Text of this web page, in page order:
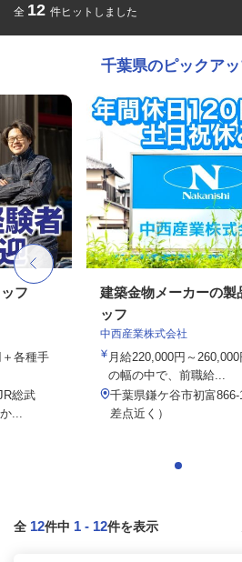
全 12 件ヒットしました
千葉県のピックア
フ
各種手
総武
...
建築金物メーカーの製
ッフ
中西産業株式会社
月給220,000円～
の幅の中で、前職給...
千葉県鎌ケ谷市初富
差点近く）
全 12件中 1 - 12件を表示